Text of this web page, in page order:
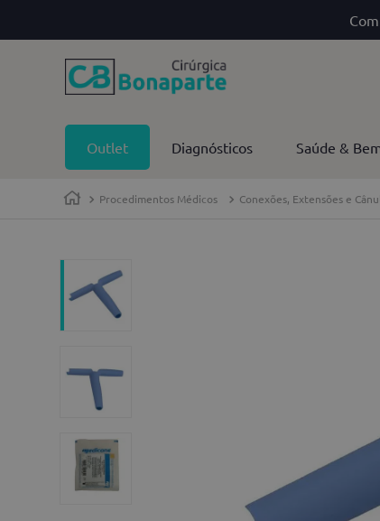
Outlet Diagnósticos Saúde &
Procedimentos Médicos Conexões, Extensões e